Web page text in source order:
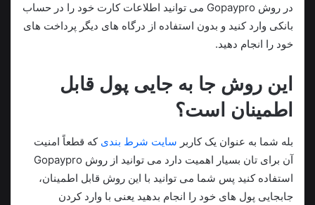
در روش Gopaypro می‌ توانید اطلاعات کارت خود را در حساب
بانکی وارد کنید و بدون استفاده از درگاه‌ های دیگر پرداخت‌ های
خود را انجام دهید.
این روش جا به جایی پول قابل
اطمینان است؟
بله شما به عنوان یک کاربر سایت شرط بندی که قطعاً امنیت
آن برای تان بسیار اهمیت دارد می‌ توانید از روش Gopaypro
استفاده کنید پس شما می توانید با این روش قابل اطمینان،
جابجایی پول های خود را انجام بدهید یعنی با وارد کردن